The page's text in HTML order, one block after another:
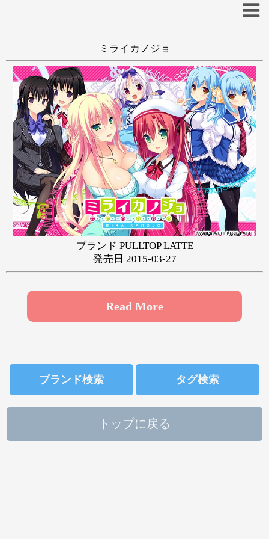
あ い う え お
か き く け こ
さ し す せ そ
た ち つ て と
な に ぬ ね の
は ひ ふ へ ほ
み む め
る
ミライカノジョ
ブランド PULLTOP LATTE
発売日 2015-03-27
Read More
ブランド検索 タグ検索
抜きゲー 和姦
学生 ハーレム
あにぃ 悠樹真琴
トップに戻る